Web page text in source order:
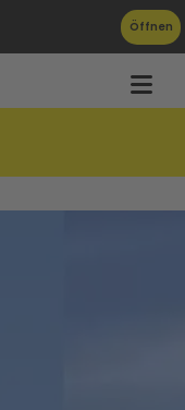
Öffnen